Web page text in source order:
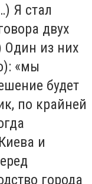
Я стал
двух
из них
«мы
будет
по крайней
и
города